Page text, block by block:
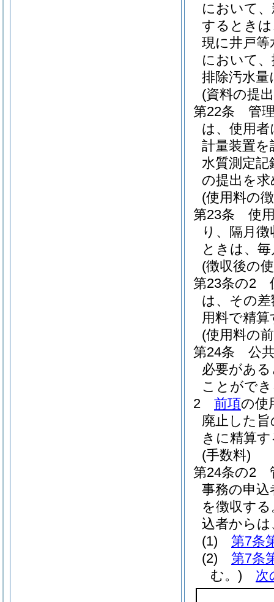
において
するとき
現に井戸
において
排除汚水
(資料の提
第22条
管
は、使用
計量装置
水質測定
の提出を
(使用料の
第23条
使
り、隔月
ときは、
(徴収後の
第23条の2
は、その
用料で精
(使用料の
第24条
公
必要があ
ことがで
2
前項の使
廃止した
きに精算
(手数料)
第24条の2
事務の申
を徴収する
込者から
(1)
第7条
(2)
第7条
む。)
次